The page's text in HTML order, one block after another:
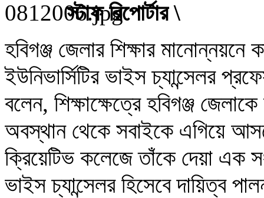
স্টাফ রিপোর্টার \
হবিগঞ্জ জেলার শিক্ষার
ইউনিভার্সিটির ভাইস চ্যান্সেলর
বলেন, শিক্ষাক্ষেত্রে হবিগঞ্জ
অবস্থান থেকে সবাইকে এগিয়ে
ক্রিয়েটিভ কলেজে তাঁকে দেয়া এক
ভাইস চ্যান্সেলর হিসেবে দায়িত্ব